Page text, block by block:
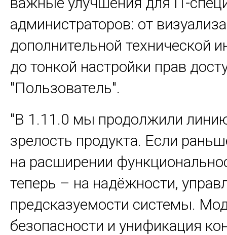
администраторов: от
дополнительной технической
до тонкой настройки прав
"Пользователь".
"В 1.11.0 мы продолжили
зрелость продукта. Если
на расширении
теперь – на надёжности,
предсказуемости системы.
безопасности и унификация